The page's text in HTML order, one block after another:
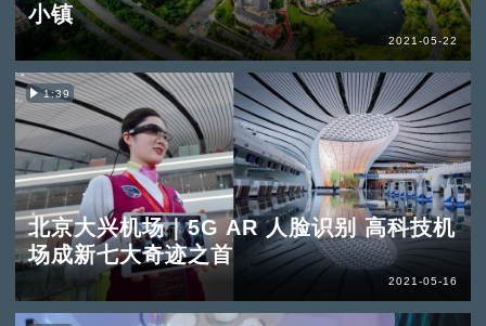
小镇
2021-05-22
1:39
北京大兴机场｜5G AR 人脸识别 高科技机
场成新七大奇迹之首
2021-05-16